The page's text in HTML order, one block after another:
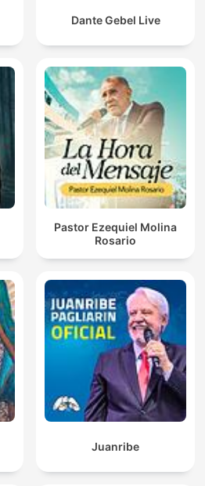
Dante Gebel Live
Pastor Ezequiel Molina
Rosario
Juanribe